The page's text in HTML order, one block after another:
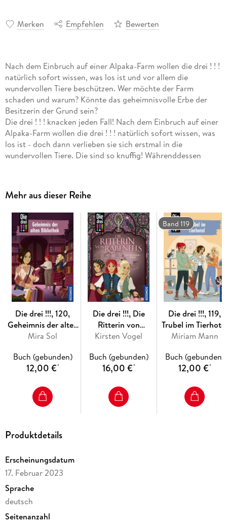
Merken Empfehlen Bewerten
Nach dem Einbruch auf einer Alpaka-Farm wollen die drei ! ! !
natürlich sofort wissen, was los ist und vor allem die
wundervollen Tiere beschützen. Wer möchte der Farm
schaden und warum? Könnte das geheimnisvolle Erbe der
Besitzerin der Grund sein?
Die drei ! ! ! knacken jeden Fall! Nach dem Einbruch auf einer
Alpaka-Farm wollen die drei ! ! ! natürlich sofort wissen, was
los ist - doch dann verlieben sie sich erstmal in die
wundervollen Tiere. Die sind so knuffig! Währenddessen
Sicher nicht, denn bald darauf legt jemand vergiftetes Futter
aus und die Alpakas werden bei einer Wanderung erschreckt.
Wer möchte der Farm schaden und warum? Könnte das
geheimnisvolle Erbe der Besitzerin der Grund sein?
Mehr aus dieser Reihe
Die drei !!!, 120,
Geheimnis der alten
Bibliothek
Mira Sol
Buch (gebunden)
12,00 €*
Die drei !!!, Die
Ritterin von
Rabenfels
Kirsten Vogel
Buch (gebunden)
16,00 €*
Band 119
Die drei !!!, 119,
Trubel im
Miriam Mann
Buch (gebunden)
12,00 €*
Produktdetails
Erscheinungsdatum
17. Februar 2023
Sprache
deutsch
Seitenanzahl